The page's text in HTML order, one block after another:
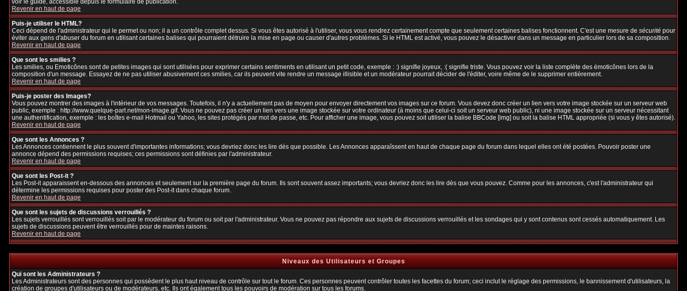
voir le guide, accessible depuis le formulaire de publication.
Revenir en haut de page
Puis-je utiliser le HTML?
Ceci dépend de l'administrateur qui le permet ou non; il a un contrôle complet dessus. Si vous êtes autorisé à l'utiliser, vous vous rendrez certainement compte que seulement certaines balises fonctionnent. C'est une mesure desécuritépour
éviter aux gens d'abuser du forum en utilisant certaines balises qui pourraient détruire la mise en page ou causer d'autres problèmes. Si le HTML est activé, vous pouvez le désactiver dans un message en particulier lors de sa composition.
Revenir en haut de page
Que sont les smilies ?
Les smilies, ou Emoticônes sont de petites images qui sont utilisées pour exprimer certains sentiments en utilisant un petit code, exemple : :) signifie joyeux, :( signifie triste. Vous pouvez voir la liste complète des émoticônes lors de la
composition d'un message. Essayez de ne pas utiliser abusivement ces smilies, car ils peuvent vite rendre un message illisible et un modérateur pourrait décider de l'éditer, voire même de le supprimer entièrement.
Revenir en haut de page
Puis-je poster des Images?
Vous pouvez montrer des images à l'intérieur de vos messages. Toutefois, il n'y a actuellement pas de moyen pour envoyer directement vos images sur ce forum. Vous devez donc créer un lien vers votre image stockée sur un serveur web
public, exemple : http://www.quelque-part.net/mon-image.gif. Vous ne pouvez pas créer un lien vers une image stockée sur votre ordinateur (à moins que celui-ci soit un serveur web public), ni une image stockée sur un serveur nécessitant
une authentification, exemple : les boîtes e-mail Hotmail ou Yahoo, les sites protégés par mot de passe, etc. Pour afficher une image, vous pouvez soit utiliser la balise BBCode [img] ou soit la balise HTML appropriée (si vous y êtes autorisé).
Revenir en haut de page
Que sont les Annonces ?
Les Annonces contiennent le plus souvent d'importantes informations; vous devriez donc les lire dès que possible. Les Annonces apparaîssent en haut de chaque page du forum dans lequel elles ont été postées. Pouvoir poster une
annonce dépend des permissions requises; ces permissions sont définies par l'administrateur.
Revenir en haut de page
Que sont les Post-it ?
Les Post-it apparaissent en-dessous des annonces et seulement sur la première page du forum. Ils sont souvent assez importants; vous devriez donc les lire dès que vous pouvez. Comme pour les annonces, c'est l'administrateur qui
détermine les permissions requises pour poster des Post-it dans chaque forum.
Revenir en haut de page
Que sont les sujets de discussions verrouillés ?
Les sujets verrouillés sont verrouillés soit par le modérateur du forum ou soit par l'administrateur. Vous ne pouvez pas répondre aux sujets de discussions verrouillés et les sondages qui y sont contenus sont cessés automatiquement. Les
sujets de discussions peuvent être verrouillés pour de maintes raisons.
Revenir en haut de page
Niveaux des Utilisateurs et Groupes
Qui sont les Administrateurs ?
Les Administrateurs sont des personnes qui possèdent le plus haut niveau de contrôle sur tout le forum. Ces personnes peuvent contrôler toutes les facettes du forum; ceci inclut le réglage des permissions, le bannissement d'utilisateurs, la
création de groupes d'utilisateurs ou de modérateurs, etc. Ils ont également tous les pouvoirs de modération sur tous les forums.